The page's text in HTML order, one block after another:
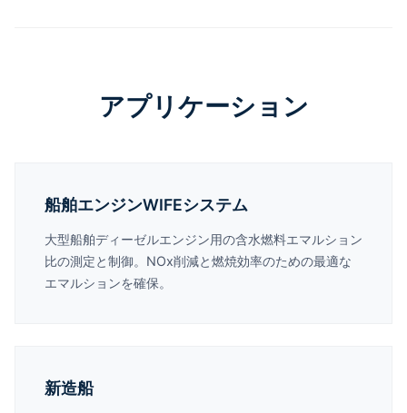
アプリケーション
船舶エンジンWIFEシステム
大型船舶ディーゼルエンジン用の含水燃料エマルション
比の測定と制御。NOx削減と燃焼効率のための最適な
エマルションを確保。
新造船